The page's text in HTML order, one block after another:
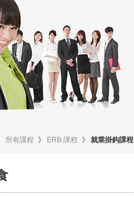
所有課程 》 ERB 課程 》 就業掛鈎課程